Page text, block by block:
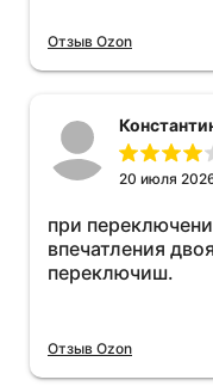
Отзыв Ozon
20 июля
при
впечатления
переключиш.
Отзыв Ozon